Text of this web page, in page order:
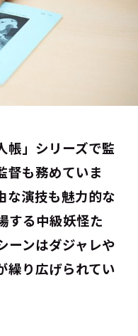
」シリーズで監
督も務めていま
な演技も魅力的な
する中級妖怪た
ーンはダジャレや
繰り広げられてい